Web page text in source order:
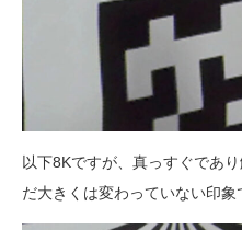
以下8Kですが、真っすぐであ
だ大きくは変わっていない印象